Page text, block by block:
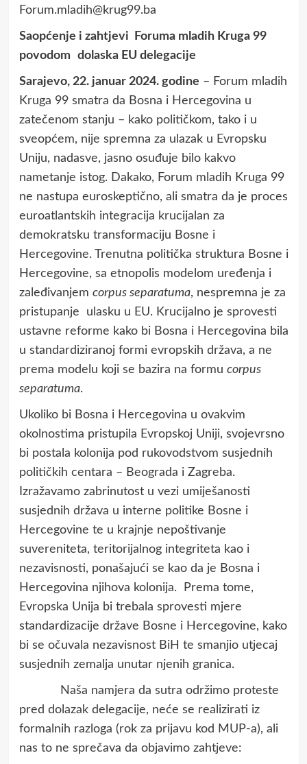
Forum.mladih@krug99.ba
Saopćenje i zahtjevi Foruma mladih Kruga 99
povodom
dolaska EU delegacije
Sarajevo, 22. januar 2024. godine – Forum mladih
Kruga 99 smatra da Bosna i Hercegovina u
zatečenom stanju – kako političkom, tako i u
sveopćem, nije spremna za ulazak u Evropsku
Uniju, nadasve, jasno osuđuje bilo kakvo
nametanje istog. Dakako, Forum mladih Kruga 99
ne nastupa euroskeptično, ali smatra da je proces
euroatlantskih integracija krucijalan za
demokratsku transformaciju Bosne i
Hercegovine. Trenutna politička struktura Bosne i
Hercegovine, sa etnopolis modelom uređenja i
zaleđivanjem corpus separatuma, nespremna je za
pristupanje ulasku u EU. Krucijalno je sprovesti
ustavne reforme kako bi Bosna i Hercegovina bila
u standardiziranoj formi evropskih država, a ne
prema modelu koji se bazira na formu corpus
separatuma.
Ukoliko bi Bosna i Hercegovina u ovakvim
okolnostima pristupila Evropskoj Uniji, svojevrsno
bi postala kolonija pod rukovodstvom susjednih
političkih centara – Beograda i Zagreba.
Izražavamo zabrinutost u vezi umiješanosti
susjednih država u interne politike Bosne i
Hercegovine te u krajnje nepoštivanje
suvereniteta, teritorijalnog integriteta kao i
nezavisnosti, ponašajući se kao da je Bosna i
Hercegovina njihova kolonija. Prema tome,
Evropska Unija bi trebala sprovesti mjere
standardizacije države Bosne i Hercegovine, kako
bi se očuvala nezavisnost BiH te smanjio utjecaj
susjednih zemalja unutar njenih granica.
Naša namjera da sutra održimo proteste
pred dolazak delegacije, neće se realizirati iz
formalnih razloga (rok za prijavu kod MUP-a), ali
nas to ne sprečava da objavimo zahtjeve: